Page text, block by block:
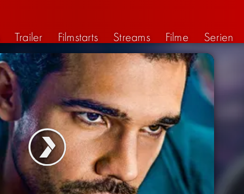
Trailer Filmstarts Streams Filme Serien